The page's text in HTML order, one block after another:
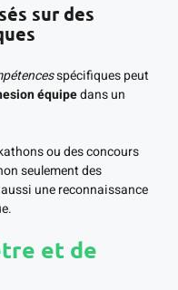
sur des
spécifiques peut
équipedans un
ou des concours
seulement des
une reconnaissance
et de